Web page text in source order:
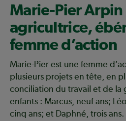
Marie-Pier Arpin
agricultrice,
femme d’action
Marie-Pier est une femme
plusieurs projets en tête, en
conciliation du travail et de la
enfants : Marcus, neuf ans;
cinq ans; et Daphné, trois ans.